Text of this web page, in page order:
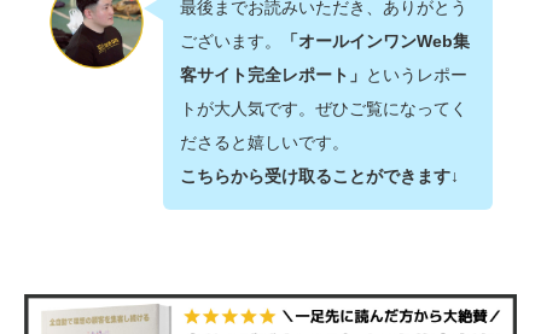
最後までお読みいただき、ありがとう
ございます。
「オールインワンWeb集
客サイト完全レポート」 というレポー
トが大人気です。ぜひご覧になってく
ださると嬉しいです。
こちらから受け取ることができます↓